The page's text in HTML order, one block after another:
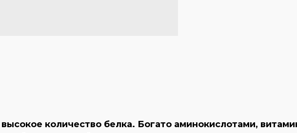
количество белка. Богато аминокислотами,